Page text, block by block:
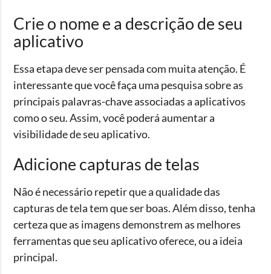
Crie o nome e a descrição de seu
aplicativo
Essa etapa deve ser pensada com muita atenção. É
interessante que você faça uma pesquisa sobre as
principais palavras-chave associadas a aplicativos
como o seu. Assim, você poderá aumentar a
visibilidade de seu aplicativo.
Adicione capturas de telas
Não é necessário repetir que a qualidade das
capturas de tela tem que ser boas. Além disso, tenha
certeza que as imagens demonstrem as melhores
ferramentas que seu aplicativo oferece, ou a ideia
principal.